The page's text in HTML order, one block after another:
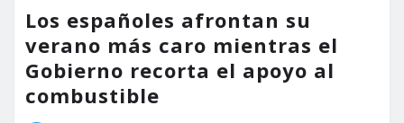
Los españoles afrontan su
verano más caro mientras el
Gobierno recorta el apoyo al
combustible